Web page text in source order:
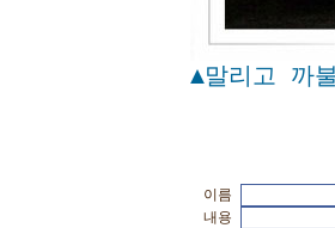
▲말리고 까
이름
내용